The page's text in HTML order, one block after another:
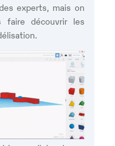
experts, mais on
faire découvrir les